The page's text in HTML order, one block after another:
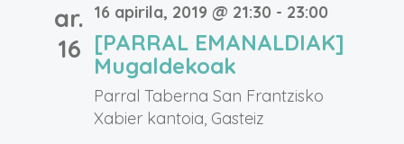
ar.
16
16 apirila, 2019 @ 21:30 - 23:00
[PARRAL EMANALDIAK]
Mugaldekoak
Parral Taberna San Frantzisko
Xabier kantoia, Gasteiz